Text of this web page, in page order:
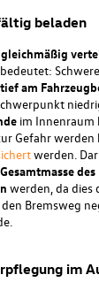
beladen
gleichmäßig
tief am
im Innenraum
Gefahr werden
werden.
des
werden, da dies
Bremsweg
im